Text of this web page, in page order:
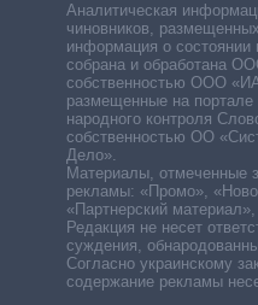
Аналитическая
чиновников,
информация о
собрана и обработана
собственностью ООО
размещенные на
народного контроля
собственностью ОО
Дело».
Материалы, отмеченные
рекламы: «Промо»,
«Партнерский
Редакция не несет
суждения,
Согласно украинскому
содержание рекламы